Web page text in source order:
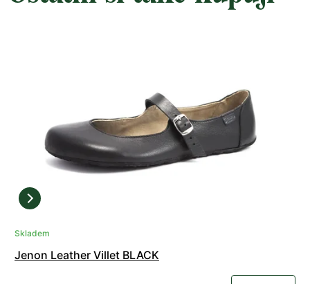
Skladem
Jenon Leather Villet BLACK